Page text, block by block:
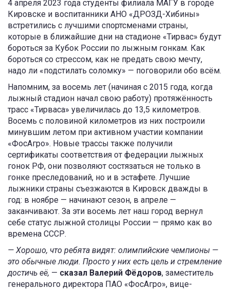
4 апреля 2023 года студенты филиала МАГУ в городе
Кировске и воспитанники АНО «ДРОЗД-Хибины»
встретились с лучшими спортсменами страны,
которые в ближайшие дни на стадионе «Тирвас» будут
бороться за Кубок России по лыжным гонкам. Как
бороться со стрессом, как не предать свою мечту,
надо ли «подстилать соломку» — поговорили обо всём.
Напомним, за восемь лет (начиная с 2015 года, когда
лыжный стадион начал свою работу) протяжённость
трасс «Тирваса» увеличилась до 13,5 километров.
Восемь с половиной километров из них построили
минувшим летом при активном участии компании
«ФосАгро». Новые трассы также получили
сертификаты соответствия от федерации лыжных
гонок РФ, они позволяют состязаться не только в
гонке преследований, но и в эстафете. Лучшие
лыжники страны съезжаются в Кировск дважды в
год: в ноябре — начинают сезон, в апреле —
заканчивают. За эти восемь лет наш город вернул
себе статус лыжной столицы России — прямо как во
времена СССР.
— Хорошо, что ребята видят: олимпийские чемпионы —
это обычные люди. Просто у них есть цель и стремление
достичь её, — сказал Валерий Фёдоров, заместитель
генерального директора ПАО «ФосАгро», вице-